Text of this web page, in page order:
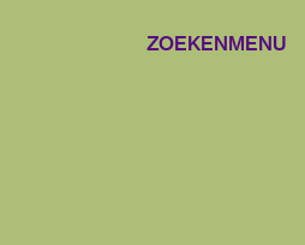
ZOEKENMENU